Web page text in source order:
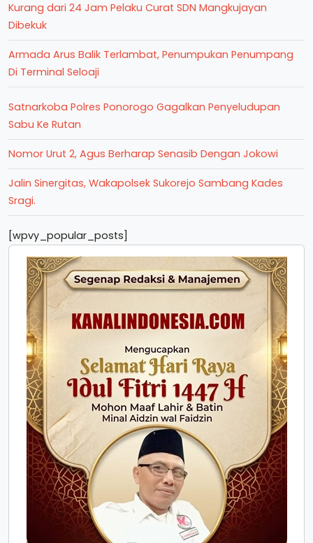
Kurang dari 24 Jam Pelaku Curat SDN Mangkujayan
Dibekuk
Armada Arus Balik Terlambat, Penumpukan Penumpang
Di Terminal Seloaji
Satnarkoba Polres Ponorogo Gagalkan Penyeludupan
Sabu Ke Rutan
Nomor Urut 2, Agus Berharap Senasib Dengan Jokowi
Jalin Sinergitas, Wakapolsek Sukorejo Sambang Kades
Sragi.
[wpvy_popular_posts]